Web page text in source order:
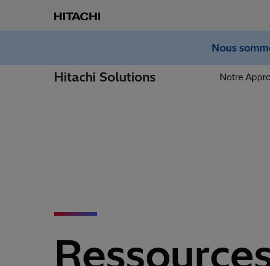
Nous
Hitachi Solutions Notre